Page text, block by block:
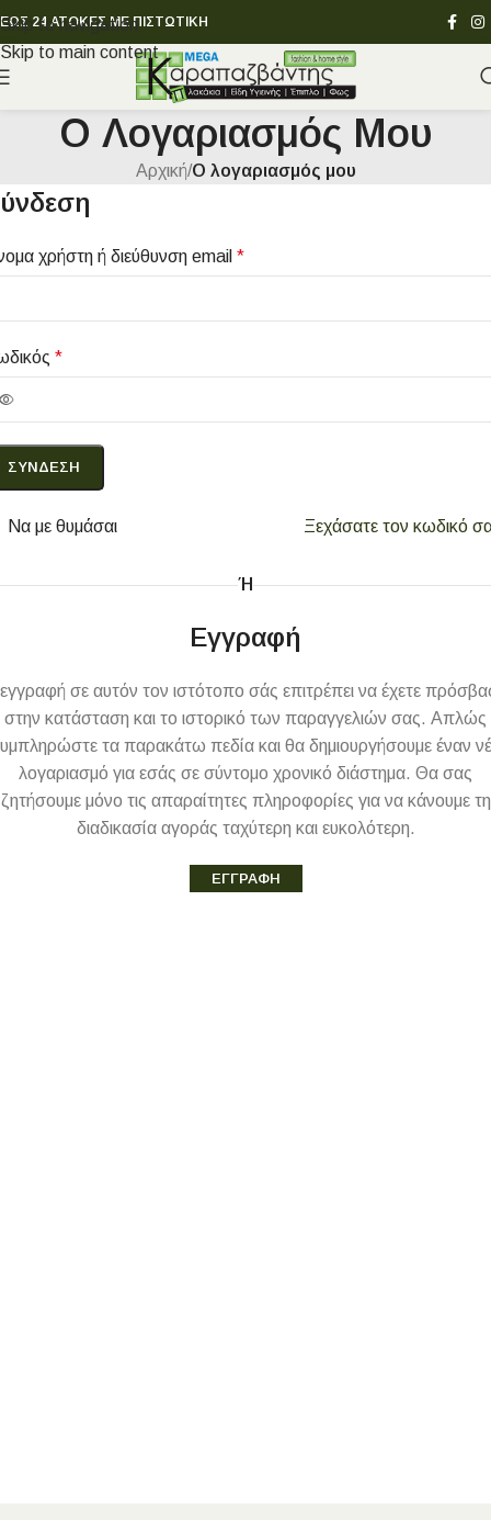
Skip to navigation
Skip to main content
ΕΩΣ 24 ΑΤΟΚΕΣ ΜΕ ΠΙΣΤΩΤΙΚΗ
Ο Λογαριασμός Μου
Αρχική/Ο λογαριασμός μου
χρήστη ή διεύθυνση email *
*
ΣΎΝΔΕΣΗ
Ξεχάσατε τον κωδικό
Να με θυμάσαι
Ή
Εγγραφή
σε αυτόν τον ιστότοπο σάς επιτρέπει να έχετε
στην κατάσταση και το ιστορικό των παραγγελιών σας. Απλώς
τα παρακάτω πεδία και θα δημιουργήσουμε έναν
λογαριασμό για εσάς σε σύντομο χρονικό διάστημα. Θα σας
ζητήσουμε μόνο τις απαραίτητες πληροφορίες για να κάνουμε τη
διαδικασία αγοράς ταχύτερη και ευκολότερη.
ΕΓΓΡΑΦΉ